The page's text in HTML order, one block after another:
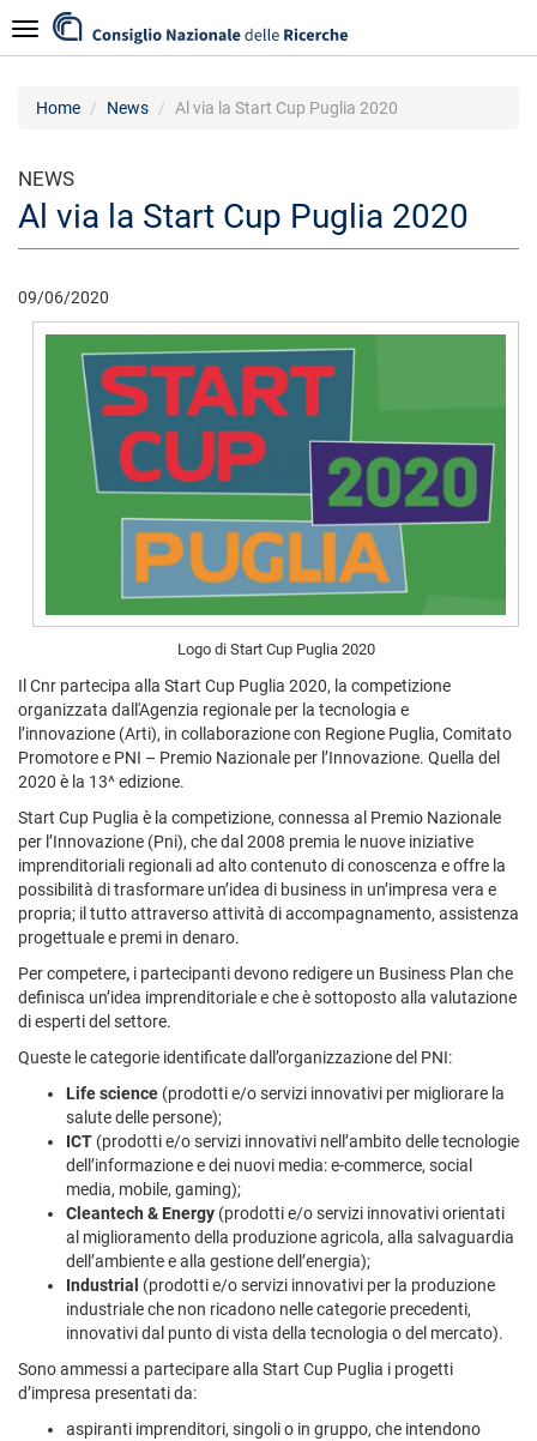
al
contenuto
Navigazione
Home News Al via la Start Cup Puglia 2020
NEWS
Al via la Start Cup Puglia 2020
09/06/2020
Logo di Start Cup Puglia 2020
Il Cnr partecipa alla Start Cup Puglia 2020, la competizione
organizzata dall'Agenzia regionale per la tecnologia e
l’innovazione (Arti), in collaborazione con Regione Puglia, Comitato
Promotore e PNI – Premio Nazionale per l’Innovazione. Quella del
2020 è la 13^ edizione.
Start Cup Puglia è la competizione, connessa al Premio Nazionale
per l’Innovazione (Pni), che dal 2008 premia le nuove iniziative
imprenditoriali regionali ad alto contenuto di conoscenza e offre la
possibilità di trasformare un’idea di business in un’impresa vera e
propria; il tutto attraverso attività di accompagnamento, assistenza
progettuale e premi in denaro.
Per competere, i partecipanti devono redigere un Business Plan che
definisca un’idea imprenditoriale e che è sottoposto alla valutazione
di esperti del settore.
Queste le categorie identificate dall’organizzazione del PNI:
Life science (prodotti e/o servizi innovativi per migliorare la
salute delle persone);
ICT (prodotti e/o servizi innovativi nell’ambito delle tecnologie
dell’informazione e dei nuovi media: e-commerce, social
media, mobile, gaming);
Cleantech & Energy (prodotti e/o servizi innovativi orientati
al miglioramento della produzione agricola, alla salvaguardia
dell’ambiente e alla gestione dell’energia);
Industrial (prodotti e/o servizi innovativi per la produzione
industriale che non ricadono nelle categorie precedenti,
innovativi dal punto di vista della tecnologia o del mercato).
Sono ammessi a partecipare alla Start Cup Puglia i progetti
d’impresa presentati da:
aspiranti imprenditori, singoli o in gruppo, che intendono